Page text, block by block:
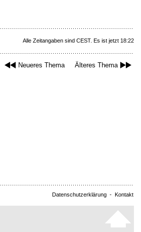
Alle Zeitangaben sind CEST. Es ist jetzt 18:22
Neueres Thema Älteres Thema
Datenschutzerklärung - Kontakt